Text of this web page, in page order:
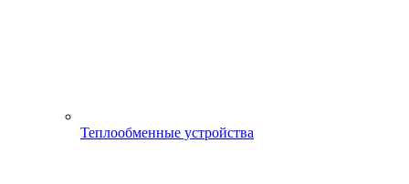
Теплообменные устройства